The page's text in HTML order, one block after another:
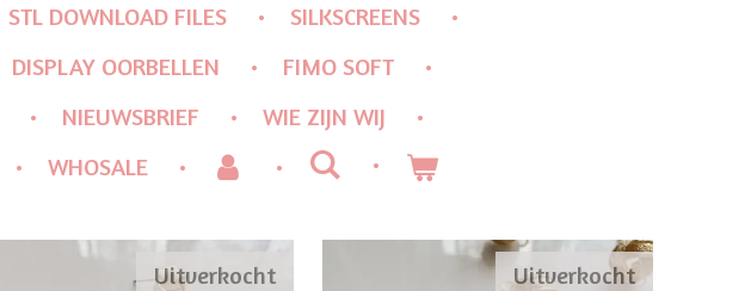
STL DOWNLOAD FILES
SILKSCREENS
DISPLAY OORBELLEN
FIMO SOFT
NIEUWSBRIEF
WIE ZIJN WIJ
WHOSALE
Uitverkocht Uitverkocht